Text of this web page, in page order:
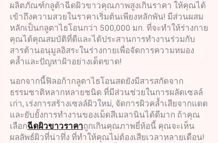
ผลิตภัณฑ์กลูต้าฉีดผิวขาวคุณภาพสูงเกินราคา ให้คุณได้
เข้าถึงความสวยในราคาเริ่มต้นเพียงหลักพัน! มีส่วนผสม
หลักเป็นกลูตาไธโอนกว่า 500,000 มก. ที่จะทำให้ร่างกาย
คุณได้คุณสมบัติที่ดีและได้ประสานการทำงานร่วมกับ
สารต้านอนุมูลอิสระในร่างกายเพื่อจัดการความหมอง
คล้ำและปัญหาฝ้าอย่างเด็ดขาด!
นอกจากนี้ฟิลอก้ากลูตาไธโอนสดยังมีสารสกัดจาก
ธรรมชาติหลากหลายชนิด ที่มีส่วนช่วยในการผลัดเซลล์
เก่า, เร่งการสร้างเซลล์ผิวใหม่, จัดการผิวคล้ำเสียจากแดด
และยับยั้งการทำงานของเม็ดสีเมลานินได้ดีมาก ถ้าคุณ
เลือกฉีดผิวขาวราคาถูกเกินคุณภาพยี่ห้อนี้ คุณจะเห็น
ผลลัพธ์ผิวที่น่าทึ่ง ที่ทำให้คุณไม่ต้องเสียเวลาหลายเดือน!